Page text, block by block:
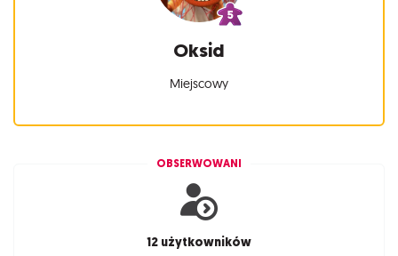
Oksid
Miejscowy
OBSERWOWANI
12 użytkowników